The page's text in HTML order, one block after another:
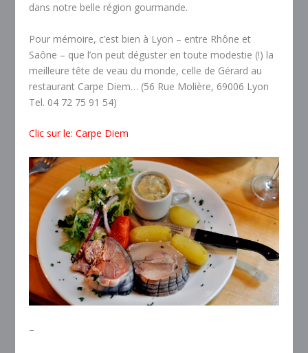
dans notre belle région gourmande.
Pour mémoire, c’est bien à Lyon – entre Rhône et
Saône – que l’on peut déguster en toute modestie (!) la
meilleure tête de veau du monde, celle de Gérard au
restaurant Carpe Diem… (56 Rue Molière, 69006 Lyon
Tel. 04 72 75 91 54)
Clic sur le: Carpe Diem
–